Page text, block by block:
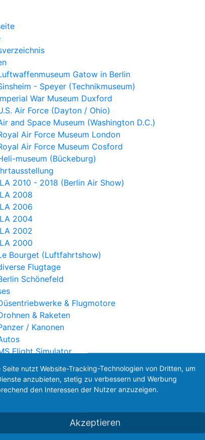
Gatow in Berlin
- Speyer (Technikmuseum)
War Museum Duxford
Air Force (Dayton / Ohio)
and Space Museum (Washington D.C.)
Air Force Museum London
Air Force Museum Cosford
museum (Bückeburg)
2010 - 2018 (Berlin Air Show)
2008
2006
2004
2002
2000
Bourget (Luftfahrtshow)
Flugtage
Schönefeld
& Flugmotore
& Raketen
/ Kanonen
Flight Simulator
Drohnen-Verordnung
in Berlin-
und Businessjets
Seite nutzt Website-Tracking-Technologien von Dritten, um
anzubieten, stetig zu verbessern und Werbung
den Interessen der Nutzer anzuzeigen.
Akzeptieren